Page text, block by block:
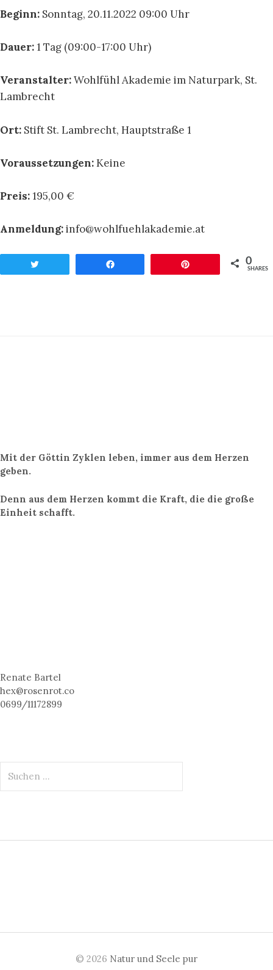
Beginn: Sonntag, 20.11.2022 09:00 Uhr
Dauer:1 Tag (09:00-17:00 Uhr)
Veranstalter:Wohlfühl Akademie im Naturpark, St.
Lambrecht
Ort: Stift St. Lambrecht, Hauptstraße 1
Voraussetzungen:Keine
Preis:195,00 €
Anmeldung:info@wohlfuehlakademie.at
0
SHARES
Mit der Göttin Zyklen leben, immer aus dem Herzen
geben.
Denn aus dem Herzen kommt die Kraft, die die große
Einheit schafft.
Renate Bartel
hex@rosenrot.co
0699/11172899
© 2026 Natur und Seele pur